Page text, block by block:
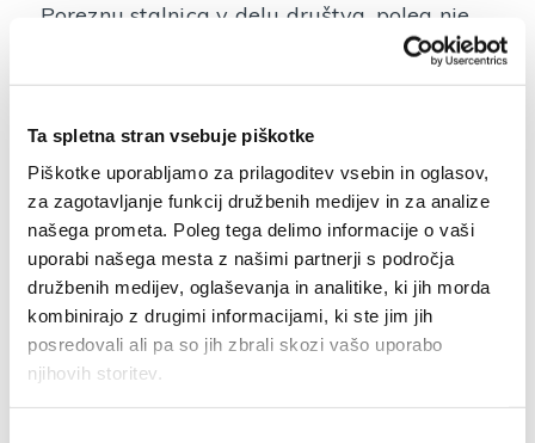
Ta spletna stran vsebuje piškotke
Piškotke uporabljamo za prilagoditev vsebin in oglasov,
za zagotavljanje funkcij družbenih medijev in za analize
našega prometa. Poleg tega delimo informacije o vaši
uporabi našega mesta z našimi partnerji s področja
družbenih medijev, oglaševanja in analitike, ki jih morda
kombinirajo z drugimi informacijami, ki ste jim jih
posredovali ali pa so jih zbrali skozi vašo uporabo
njihovih storitev.
Poreznu stalnica v delu društva, poleg nje
so pred leti skrbeli tudi za kočo na Črnem
vrhu in za več planinskih zavetišč. V
ustanovilo več odsekov (gospodarski,
markacijski, mladinski, vodniški, alpinistični,
odsek za varstvo gorske narave,
turnokolesarski), ki vsak na svoj način
skrbijo, da ostajajo naše planinske poti
urejene, koča na Poreznu vzdrževana,
planinci pa deležni prijaznega sprejema in
postrežbe. Ob vsem naštetem pa skrbijo, da
se člani društva smelo in varno podajajo v